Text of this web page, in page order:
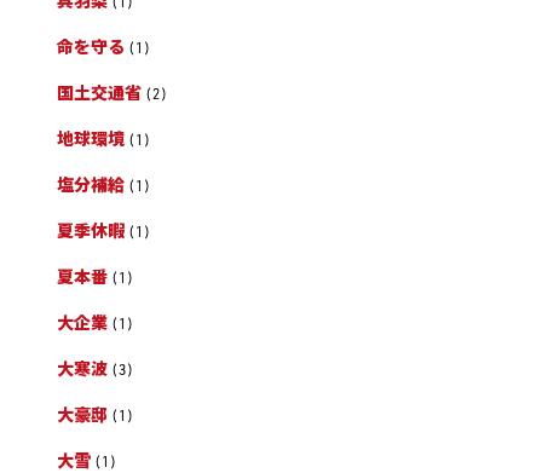
命を守る (1)
国土交通省 (2)
地球環境 (1)
塩分補給 (1)
夏季休暇 (1)
夏本番 (1)
大企業 (1)
大寒波 (3)
大豪邸 (1)
大雪 (1)